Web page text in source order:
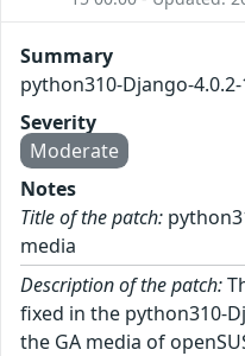
Summary
python310-Django-
Severity
Moderate
Notes
Title of the patch:
media
Description of the patch:
fixed in the python310-
the GA media of